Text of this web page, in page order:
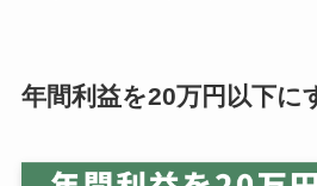
年間利益を20万円以下に